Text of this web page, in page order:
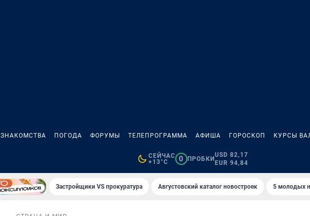
ЗНАКОМСТВА ПОГОДА ФОРУМЫ ТЕЛЕПРОГРАММА АФИША ГОРОСКОП КУРСЫ
СЕЙЧАС
+13°C
0 ПРОБКИ
USD 82,17
EUR 94,84
Застройщики VS прокуратура Августовский каталог новостроек 5 молодых